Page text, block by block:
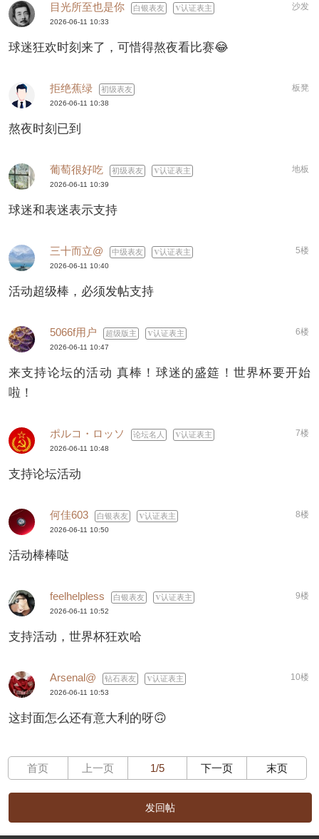
目光所至也是你 白银表友 认证表主 沙发
2026-06-11 10:33
球迷狂欢时刻来了，可惜得熬夜看比赛😂
拒绝蕉绿 初级表友 板凳
2026-06-11 10:38
熬夜时刻已到
葡萄很好吃 初级表友 认证表主 地板
2026-06-11 10:39
球迷和表迷表示支持
三十而立@ 中级表友 认证表主 5楼
2026-06-11 10:40
活动超级棒，必须发帖支持
5066f用户 超级版主 认证表主 6楼
2026-06-11 10:47
来支持论坛的活动 真棒！球迷的盛筵！世界杯要开始
啦！
ポルコ・ロッソ 论坛名人 认证表主 7楼
2026-06-11 10:48
支持论坛活动
何佳603 白银表友 认证表主 8楼
2026-06-11 10:50
活动棒棒哒
feelhelpless 白银表友 认证表主 9楼
2026-06-11 10:52
支持活动，世界杯狂欢哈
Arsenal@ 钻石表友 认证表主 10楼
2026-06-11 10:53
这封面怎么还有意大利的呀🙃
首页 上一页 1/5 下一页 末页
发回帖